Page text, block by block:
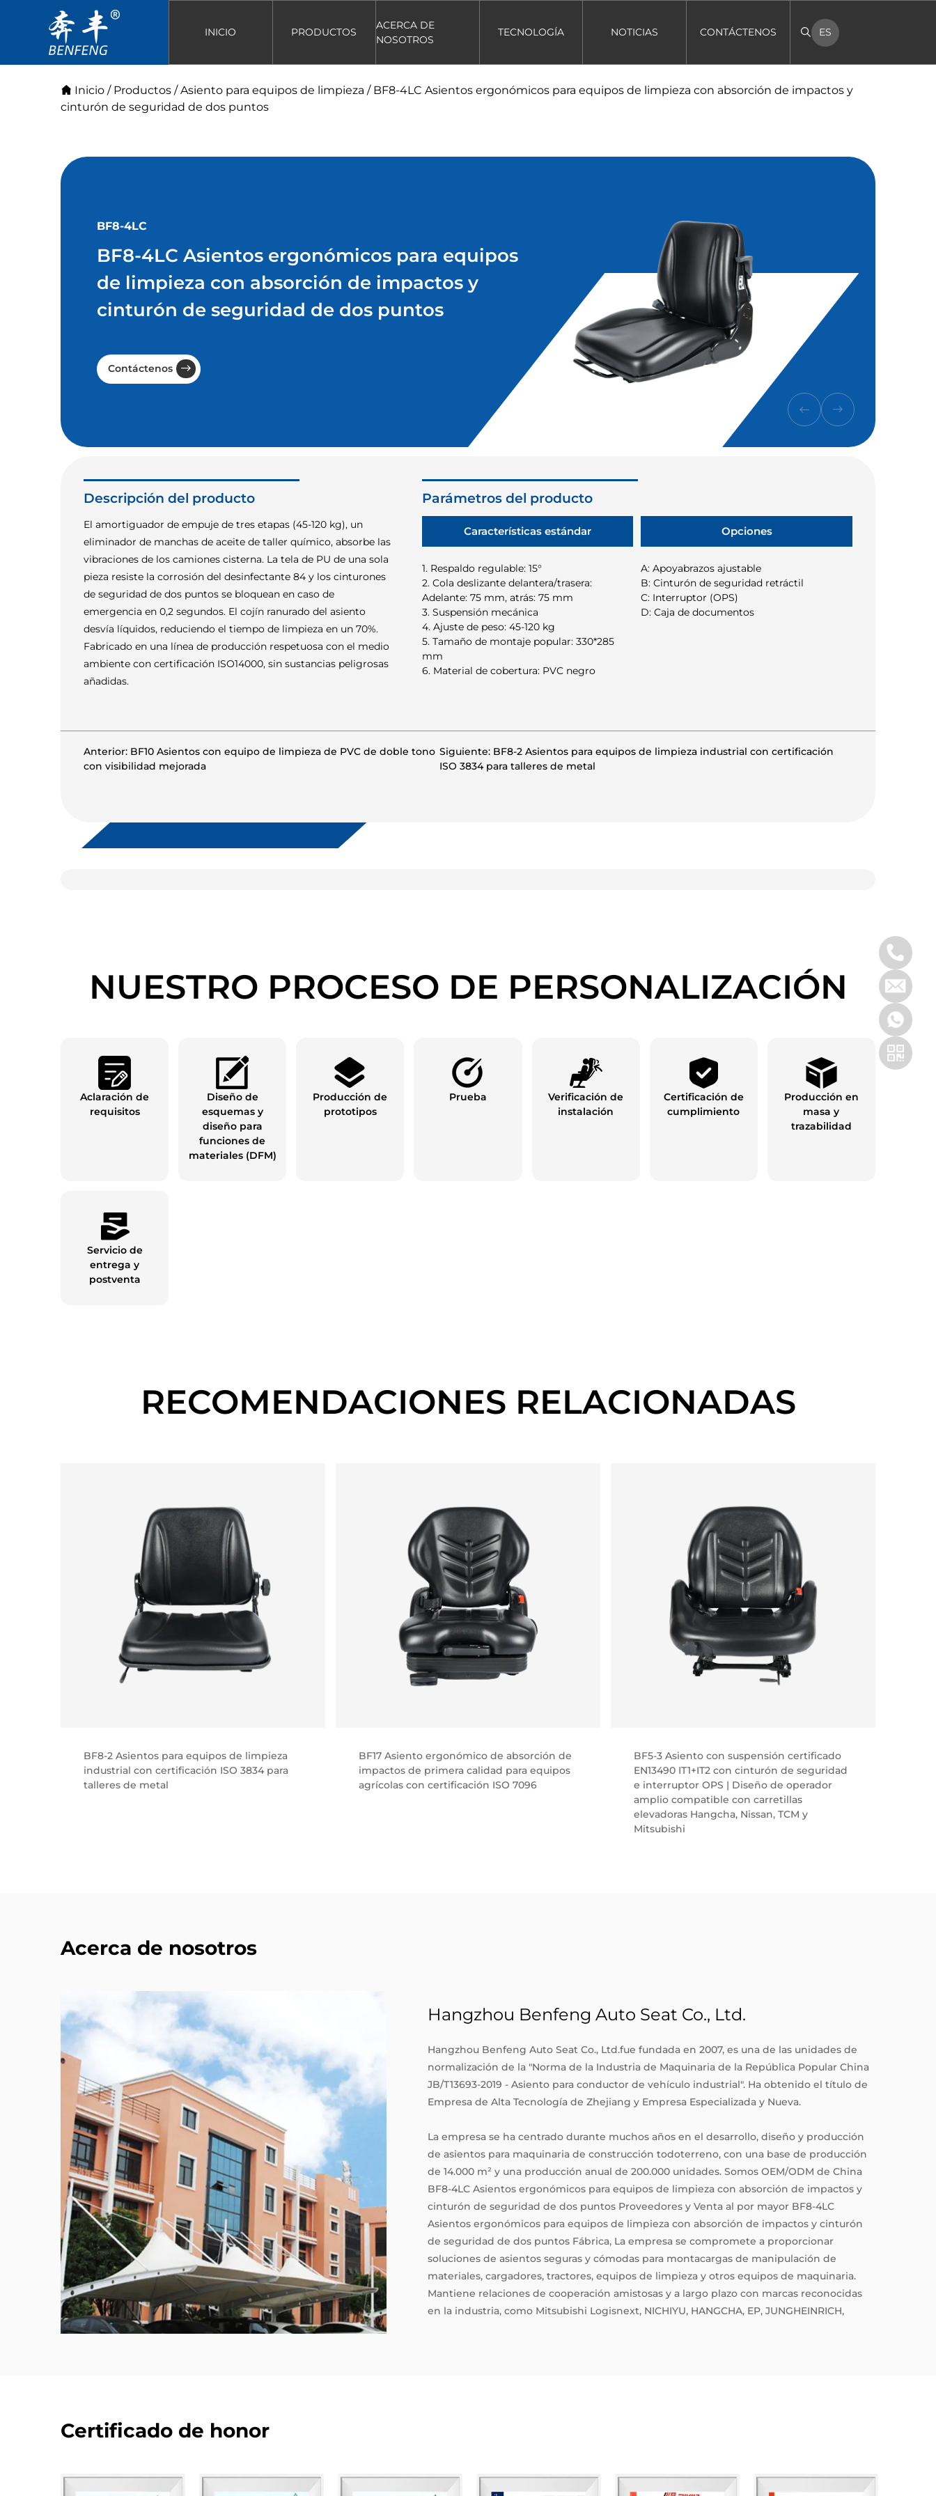
INICIO PRODUCTOS
ACERCA DE
NOSOTROS
TECNOLOGÍA NOTICIAS CONTÁCTENOS ES
Inicio / Productos /Asiento para equipos de limpieza / BF8-4LC Asientos ergonómicos para equipos de limpieza con absorción de impactos y
cinturón de seguridad de dos puntos
BF8-4LC
BF8-4LC Asientos ergonómicos para equipos
de limpieza con absorción de impactos y
cinturón de seguridad de dos puntos
Contáctenos
Descripción del producto
El amortiguador de empuje de tres etapas (45-120 kg), un
eliminador de manchas de aceite de taller químico, absorbe las
vibraciones de los camiones cisterna. La tela de PU de una sola
pieza resiste la corrosión del desinfectante 84 y los cinturones
de seguridad de dos puntos se bloquean en caso de
emergencia en 0,2 segundos. El cojín ranurado del asiento
desvía líquidos, reduciendo el tiempo de limpieza en un 70%.
Fabricado en una línea de producción respetuosa con el medio
ambiente con certificación ISO14000, sin sustancias peligrosas
añadidas.
Parámetros del producto
Características estándar
1. Respaldo regulable: 15°
2. Cola deslizante delantera/trasera:
Adelante: 75 mm, atrás: 75 mm
3. Suspensión mecánica
4. Ajuste de peso: 45-120 kg
5. Tamaño de montaje popular: 330*285
mm
6. Material de cobertura: PVC negro
Opciones
A: Apoyabrazos ajustable
B: Cinturón de seguridad retráctil
C: Interruptor (OPS)
D: Caja de documentos
Anterior: BF10 Asientos con equipo de limpieza de PVC de doble tono
con visibilidad mejorada
Siguiente: BF8-2 Asientos para equipos de limpieza industrial con certificación
ISO 3834 para talleres de metal
NUESTRO PROCESO DE PERSONALIZACIÓN
Aclaración de
requisitos
Diseño de
esquemas y
diseño para
funciones de
materiales (DFM)
Producción de
prototipos
Prueba
Verificación de
instalación
Certificación de
cumplimiento
Producción en
masa y
trazabilidad
Servicio de
entrega y
postventa
RECOMENDACIONES RELACIONADAS
BF8-2 Asientos para equipos de limpieza
industrial con certificación ISO 3834 para
talleres de metal
BF17 Asiento ergonómico de absorción de
impactos de primera calidad para equipos
agrícolas con certificación ISO 7096
BF5-3 Asiento con suspensión certificado
EN13490 IT1+IT2 con cinturón de seguridad
e interruptor OPS | Diseño de operador
amplio compatible con carretillas
elevadoras Hangcha, Nissan, TCM y
Mitsubishi
Acerca de nosotros
Hangzhou Benfeng Auto Seat Co., Ltd.
Hangzhou Benfeng Auto Seat Co., Ltd.fue fundada en 2007, es una de las unidades de
normalización de la "Norma de la Industria de Maquinaria de la República Popular China
JB/T13693-2019 - Asiento para conductor de vehículo industrial". Ha obtenido el título de
Empresa de Alta Tecnología de Zhejiang y Empresa Especializada y Nueva.
La empresa se ha centrado durante muchos años en el desarrollo, diseño y producción
de asientos para maquinaria de construcción todoterreno, con una base de producción
de 14.000 m² y una producción anual de 200.000 unidades. Somos OEM/ODM de China
BF8-4LC Asientos ergonómicos para equipos de limpieza con absorción de impactos y
cinturón de seguridad de dos puntos Proveedoresy Venta al por mayor BF8-4LC
Asientos ergonómicos para equipos de limpieza con absorción de impactos y cinturón
de seguridad de dos puntos Fábrica, La empresa se compromete a proporcionar
soluciones de asientos seguras y cómodas para montacargas de manipulación de
materiales, cargadores, tractores, equipos de limpieza y otros equipos de maquinaria.
Mantiene relaciones de cooperación amistosas y a largo plazo con marcas reconocidas
en la industria, como Mitsubishi Logisnext, NICHIYU, HANGCHA, EP, JUNGHEINRICH,
Certificado de honor